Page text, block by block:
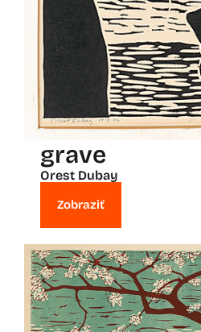
grave
Orest Dubay
Zobraziť